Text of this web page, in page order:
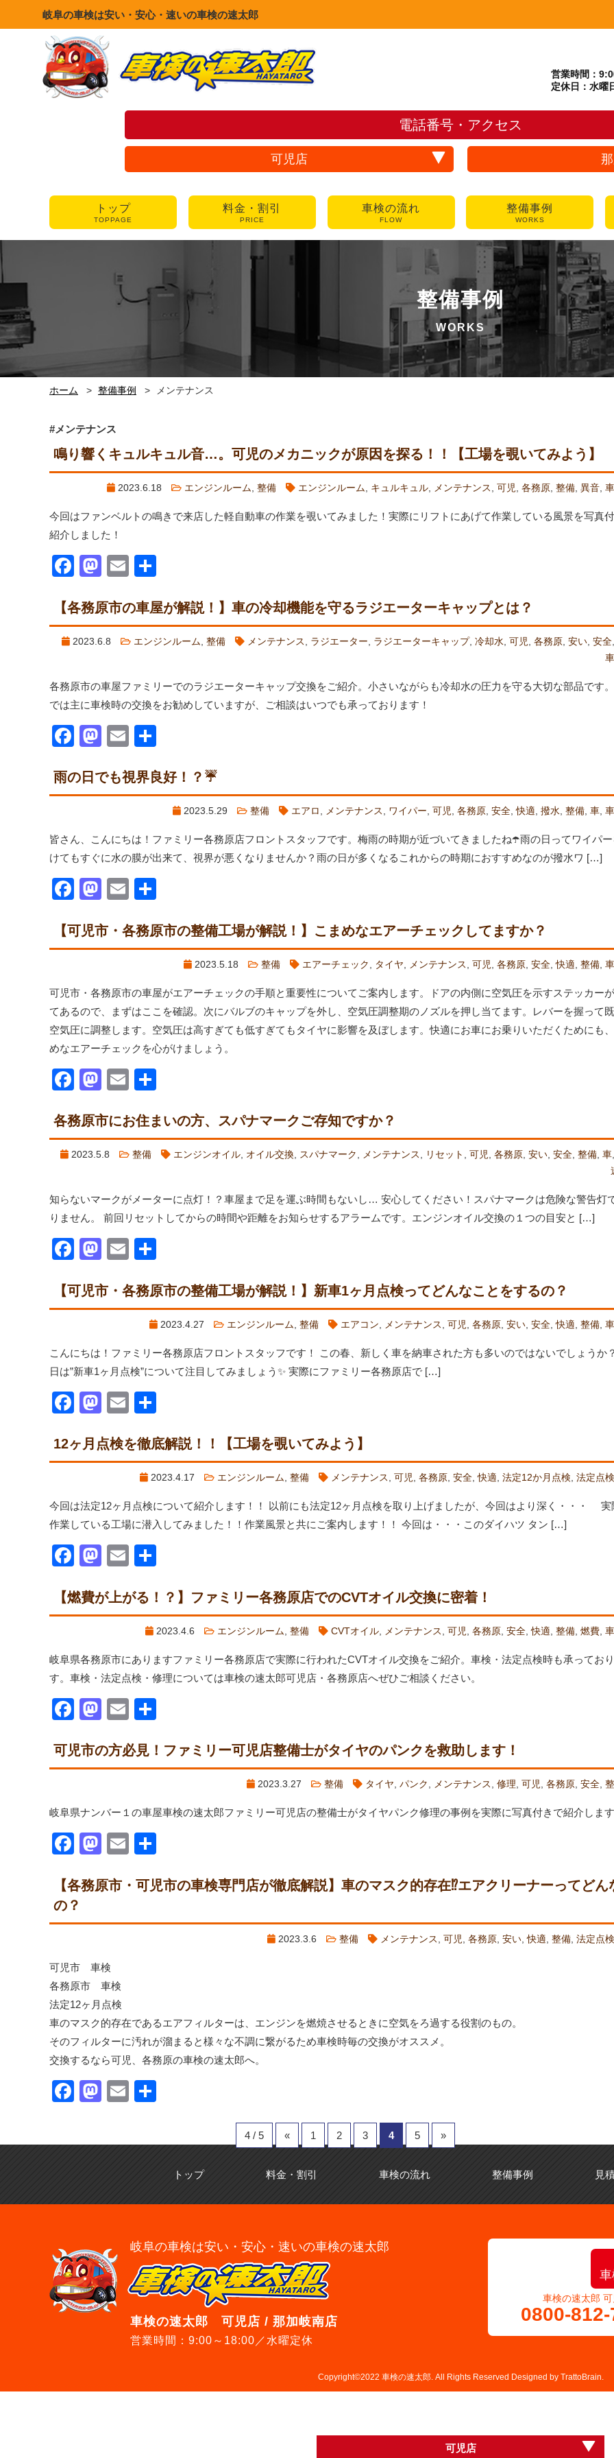
岐阜の車検は安い・安心・速いの車検の速太郎
営業時間：
定休日：水曜
電話番号・アクセス
可児店
トップ
TOPPAGE
料金・割引
PRICE
車検の流れ
FLOW
整備事例
WORKS
整備事例
ホーム 整備事例 メンテナンス
#メンテナンス
鳴り響くキュルキュル音…。可児のメカニックが原因を探る！！【工場を覗いてみよう】
2023.6.18 エンジンルーム, 整備 エンジンルーム, キュルキュル, メンテナンス , 可児, 各務原, 整備, 異音, 車
今回はファンベルトの鳴きで来店した軽自動車の作業を覗いてみました！実際にリフトにあげて作業している風景を写真
紹介しました！
Facebook
Mastodon
Email
【各務原市の車屋が解説！】車の冷却機能を守るラジエーターキャップとは？
2023.6.8 エンジンルーム 整備 メンテナンス ラジエーター ラジエーターキャップ, 冷却水 可児 各務原 安い 安全
車
各務原市の車屋ファミリーでのラジエーターキャップ交換をご紹介。小さいながらも冷却水の圧力を守る大切な部品です
では主に車検時の交換をお勧めしていますが、ご相談はいつでも承っております！
Facebook
Mastodon
Email
雨の日でも視界良好！？☔
2023.5.29 整備 エアロ , メンテナンス , ワイパー, 可児, 各務原, 安全,快適, 撥水, 整備, 車,
皆さん、こんにちは！ファミリー各務原店フロントスタッフです。梅雨の時期が近づいてきましたね☂️雨の日ってワイパ
けてもすぐに水の膜が出来て、視界が悪くなりませんか？雨の日が多くなるこれからの時期におすすめなのが撥水ワ […]
Facebook
Mastodon
Email
【可児市・各務原市の整備工場が解説！】こまめなエアーチェックしてますか？
2023.5.18 整備 エアーチェック タイヤ メンテナンス 可児 各務原 安全 ,快適 整備 車
可児市・各務原市の車屋がエアーチェックの手順と重要性についてご案内します。ドアの内側に空気圧を示すステッカー
てあるので、まずはここを確認。次にバルブのキャップを外し、空気圧調整期のノズルを押し当てます。レバーを握って
空気圧に調整します。空気圧は高すぎても低すぎてもタイヤに影響を及ぼします。快適にお車にお乗りいただくためにも
めなエアーチェックを心がけましょう。
Facebook
Mastodon
Email
各務原市にお住まいの方、スパナマークご存知ですか？
2023.5.8 整備 エンジンオイル, オイル交換, スパナマーク , メンテナンス , リセット , 可児, 各務原, 安い, 安全, 整備, 車,
知らないマークがメーターに点灯！？車屋まで足を運ぶ時間もないし… 安心してください！スパナマークは危険な警告灯
りません。 前回リセットしてからの時間や距離をお知らせするアラームです。エンジンオイル交換の１つの目安と […]
Facebook
Mastodon
Email
【可児市・各務原市の整備工場が解説！】新車1ヶ月点検ってどんなことをするの？
2023.4.27 エンジンルーム 整備 エアコン メンテナンス 可児 各務原 安い 安全 ,快適 整備 車
こんにちは！ファミリー各務原店フロントスタッフです！ この春、新しく車を納車された方も多いのではないでしょうか
日は”新車1ヶ月点検”について注目してみましょう✨ 実際にファミリー各務原店で […]
Facebook
Mastodon
Email
12ヶ月点検を徹底解説！！【工場を覗いてみよう】
2023.4.17 エンジンルーム, 整備 メンテナンス , 可児, 各務原, 安全,快適, 法定12か月点検, 法定点検
今回は法定12ヶ月点検について紹介します！！ 以前にも法定12ヶ月点検を取り上げましたが、今回はより深く・・・ 実
作業している工場に潜入してみました！！作業風景と共にご案内します！！ 今回は・・・このダイハツ タン […]
Facebook
Mastodon
Email
【燃費が上がる！？】ファミリー各務原店でのCVTオイル交換に密着！
2023.4.6 エンジンルーム 整備 CVTオイル メンテナンス 可児 各務原 安全 ,快適 整備 燃費 車
岐阜県各務原市にありますファミリー各務原店で実際に行われたCVTオイル交換をご紹介。車検・法定点検時も承ってお
す。車検・法定点検・修理については車検の速太郎可児店・各務原店へぜひご相談ください。
Facebook
Mastodon
Email
可児市の方必見！ファミリー可児店整備士がタイヤのパンクを救助します！
2023.3.27 整備 タイヤ, パンク , メンテナンス , 修理, 可児, 各務原, 安全,
岐阜県ナンバー１の車屋車検の速太郎ファミリー可児店の整備士がタイヤパンク修理の事例を実際に写真付きで紹介します
Facebook
Mastodon
Email
【各務原市・可児市の車検専門店が徹底解説】車のマスク的存在⁉エアクリーナーってどん
の？
2023.3.6 整備 メンテナンス 可児 各務原 安い ,快適 整備 法定点検
可児市 車検
各務原市 車検
法定12ヶ月点検
車のマスク的存在であるエアフィルターは、エンジンを燃焼させるときに空気をろ過する役割のもの。
そのフィルターに汚れが溜まると様々な不調に繋がるため車検時毎の交換がオススメ。
交換するなら可児、各務原の車検の速太郎へ。
Facebook
Mastodon
Email
4 / 5 « 1 2 3 4 5 »
トップ 料金・割引 車検の流れ 整備事例 見
岐阜の車検は安い・安心・速いの車検の速太郎
車検の速太郎 可児店 / 那加岐南店
営業時間：9:00～18:00／水曜定休
車検の速太郎
0800-
Copyright©2022 車検の速太郎. All Rights Reserved Designed by TrattoBrain.
可児店